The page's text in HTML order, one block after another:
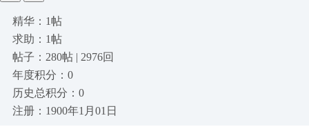
精华：1帖
求助：1帖
帖子：280帖 | 2976回
年度积分：0
历史总积分：0
注册：1900年1月01日